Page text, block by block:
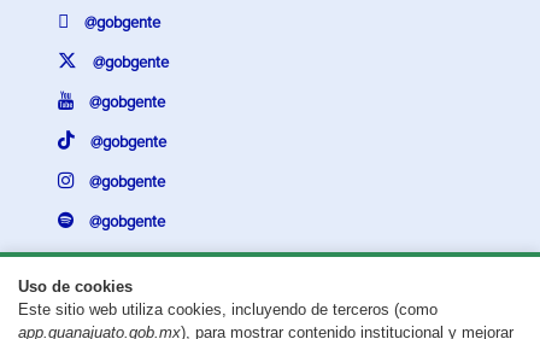
Uso de cookies
Este sitio web utiliza cookies, incluyendo de terceros (como
app.guanajuato.gob.mx), para mostrar contenido institucional y mejorar
@gobgente
@gobgente
@gobgente
@gobgente
@gobgente
@gobgente
¿Existe algún problema con esta página?Repórtalo aquí.